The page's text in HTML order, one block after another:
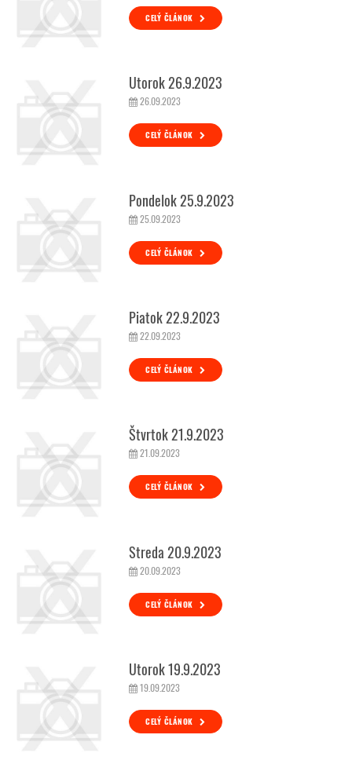
CELÝ ČLÁNOK
Utorok 26.9.2023
26.09.2023
CELÝ ČLÁNOK
Pondelok 25.9.2023
25.09.2023
CELÝ ČLÁNOK
Piatok 22.9.2023
22.09.2023
CELÝ ČLÁNOK
Štvrtok 21.9.2023
21.09.2023
CELÝ ČLÁNOK
Streda 20.9.2023
20.09.2023
CELÝ ČLÁNOK
Utorok 19.9.2023
19.09.2023
CELÝ ČLÁNOK